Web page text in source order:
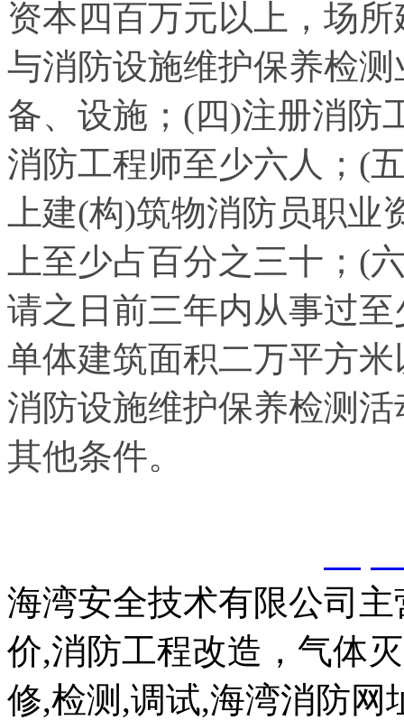
资本四百万元以上，场
与消防设施维护保养检
备、设施；(四)注册消防
消防工程师至少六人；(
上建(构)筑物消防员职
上至少占百分之三十；(
请之日前三年内从事过
单体建筑面积二万平方
消防设施维护保养检测
其他条件。
海湾安全技术有限公司
价,消防工程改造，气体
修,检测,调试,海湾消防网